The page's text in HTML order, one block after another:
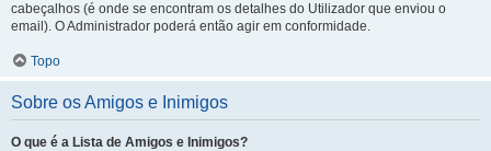
cabeçalhos (é onde se encontram os detalhes do Utilizador que enviou o
email). O Administrador poderá então agir em conformidade.
Topo
Sobre os Amigos e Inimigos
O que é a Lista de Amigos e Inimigos?